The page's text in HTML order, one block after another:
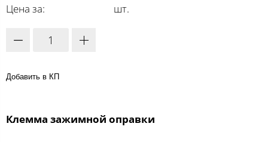
Цена за: шт.
Добавить в КП
Клемма зажимной оправки